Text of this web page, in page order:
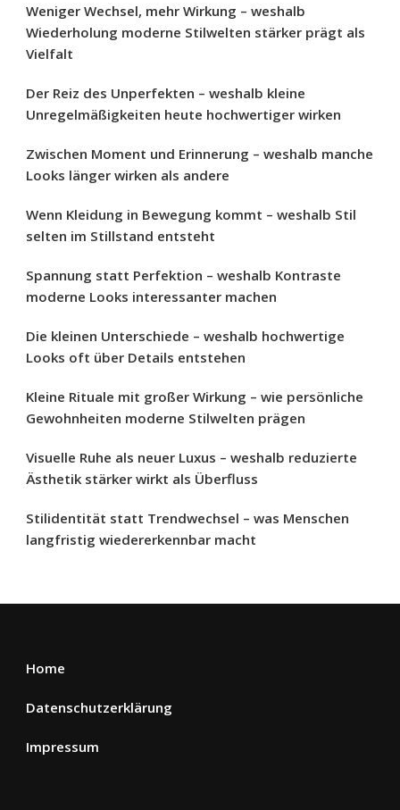
Weniger Wechsel, mehr Wirkung – weshalb
Wiederholung moderne Stilwelten stärker prägt als
Vielfalt
Der Reiz des Unperfekten – weshalb kleine
Unregelmäßigkeiten heute hochwertiger wirken
Zwischen Moment und Erinnerung – weshalb manche
Looks länger wirken als andere
Wenn Kleidung in Bewegung kommt – weshalb Stil
selten im Stillstand entsteht
Spannung statt Perfektion – weshalb Kontraste
moderne Looks interessanter machen
Die kleinen Unterschiede – weshalb hochwertige
Looks oft über Details entstehen
Kleine Rituale mit großer Wirkung – wie persönliche
Gewohnheiten moderne Stilwelten prägen
Visuelle Ruhe als neuer Luxus – weshalb reduzierte
Ästhetik stärker wirkt als Überfluss
Stilidentität statt Trendwechsel – was Menschen
langfristig wiedererkennbar macht
Home
Datenschutzerklärung
Impressum